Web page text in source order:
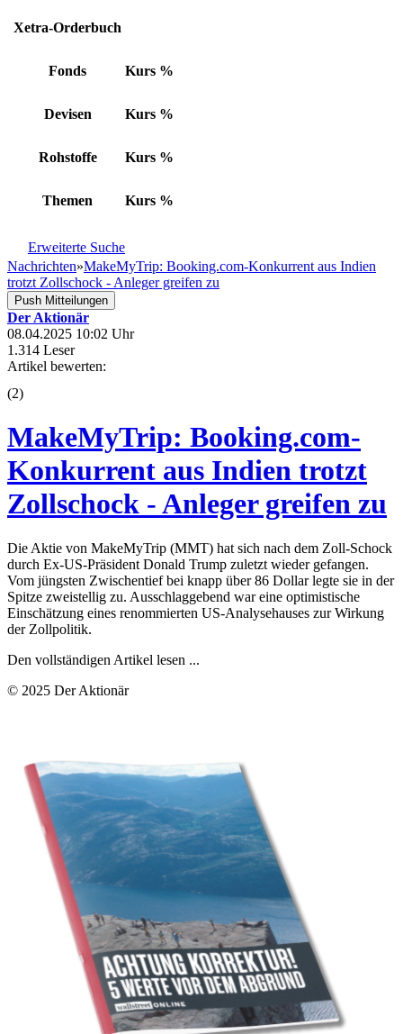
Xetra-Orderbuch
Fonds Kurs %
Devisen Kurs %
Rohstoffe Kurs %
Themen Kurs %
Erweiterte Suche
Nachrichten»MakeMyTrip: Booking.com-Konkurrent aus Indien
trotzt Zollschock - Anleger greifen zu
Push Mitteilungen
Der Aktionär
08.04.2025 10:02 Uhr
1.314 Leser
Artikel bewerten:
(2)
MakeMyTrip: Booking.com-
Konkurrent aus Indien trotzt
Zollschock - Anleger greifen zu
Die Aktie von MakeMyTrip (MMT) hat sich nach dem Zoll-Schock
durch Ex-US-Präsident Donald Trump zuletzt wieder gefangen.
Vom jüngsten Zwischentief bei knapp über 86 Dollar legte sie in der
Spitze zweistellig zu. Ausschlaggebend war eine optimistische
Einschätzung eines renommierten US-Analysehauses zur Wirkung
der Zollpolitik.
Den vollständigen Artikel lesen ...
© 2025 Der Aktionär